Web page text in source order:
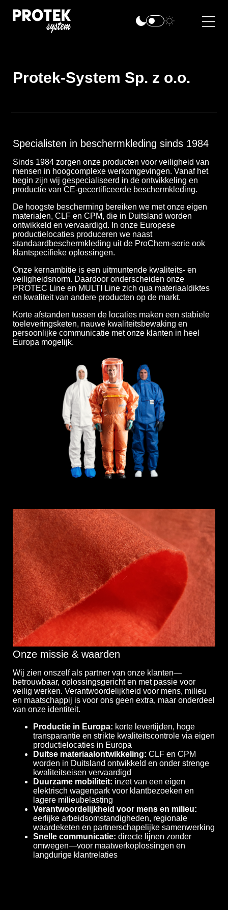
Protek-System Sp. z o.o.
Specialisten in beschermkleding sinds 1984
Sinds 1984 zorgen onze producten voor veiligheid van
mensen in hoogcomplexe werkomgevingen. Vanaf het
begin zijn wij gespecialiseerd in de ontwikkeling en
productie van CE-gecertificeerde beschermkleding.
De hoogste bescherming bereiken we met onze eigen
materialen, CLF en CPM, die in Duitsland worden
ontwikkeld en vervaardigd. In onze Europese
productielocaties produceren we naast
standaardbeschermkleding uit de ProChem-serie ook
klantspecifieke oplossingen.
Onze kernambitie is een uitmuntende kwaliteits- en
veiligheidsnorm. Daardoor onderscheiden onze
PROTEC Line en MULTI Line zich qua materiaaldiktes
en kwaliteit van andere producten op de markt.
Korte afstanden tussen de locaties maken een stabiele
toeleveringsketen, nauwe kwaliteitsbewaking en
persoonlijke communicatie met onze klanten in heel
Europa mogelijk.
Onze missie & waarden
Wij zien onszelf als partner van onze klanten—
betrouwbaar, oplossingsgericht en met passie voor
veilig werken. Verantwoordelijkheid voor mens, milieu
en maatschappij is voor ons geen extra, maar onderdeel
van onze identiteit.
Productie in Europa: korte levertijden, hoge
transparantie en strikte kwaliteitscontrole via eigen
productielocaties in Europa
Duitse materiaalontwikkeling: CLF en CPM
worden in Duitsland ontwikkeld en onder strenge
kwaliteits­eisen vervaardigd
Duurzame mobiliteit: inzet van een eigen
elektrisch wagenpark voor klantbezoeken en
lagere milieubelasting
Verantwoordelijkheid voor mens en milieu:
eerlijke arbeidsomstandigheden, regionale
waardeketen en partnerschapelijke samenwerking
Snelle communicatie: directe lijnen zonder
omwegen—voor maatwerkoplossingen en
langdurige klantrelaties